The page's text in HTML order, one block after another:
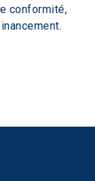
conformité,